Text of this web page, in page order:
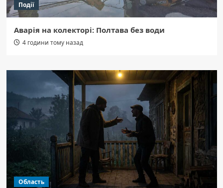
Події
Аварія на колекторі: Полтава без води
4 години тому назад
Область